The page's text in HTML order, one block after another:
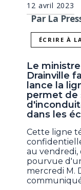
12 avril 2023
Par La
ÉCRIRE À
Le
Drainville
lance la
permet de
dans les
Cette ligne
au vendredi,
pourvue
mercredi M.